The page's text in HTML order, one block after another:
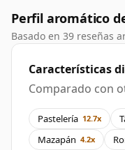
Perfil aromático
Basado en 39 reseñas
Características
Comparado con
Pastelería 12.7x
Mazapán 4.2x